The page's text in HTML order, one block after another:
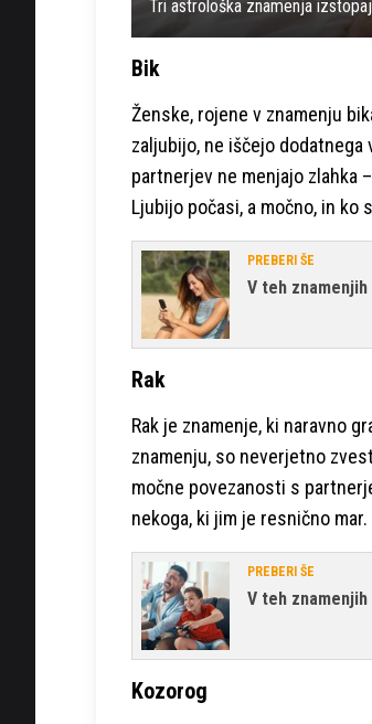
Tri astrološka znamenja
Bik
Ženske, rojene v znamenju
zaljubijo, ne iščejo
partnerjev ne menjajo zlahka
Ljubijo počasi, a močno, in
PREBERI ŠE
V teh
Rak
Rak je znamenje, ki naravno
znamenju, so neverjetno
močne povezanosti s
nekoga, ki jim je resnično mar.
PREBERI ŠE
V teh
Kozorog